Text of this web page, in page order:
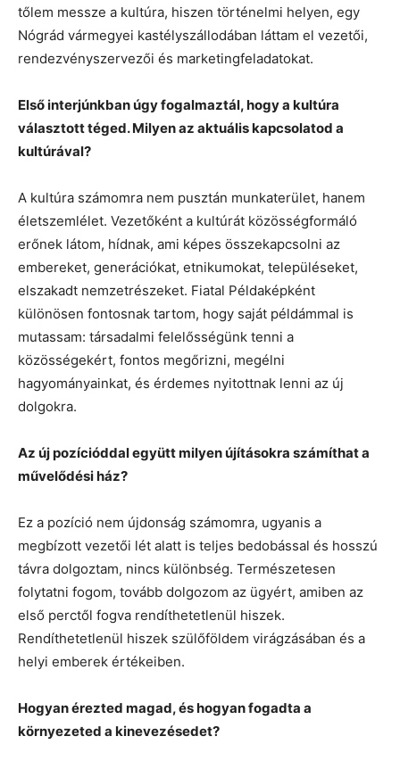
tőlem messze a kultúra, hiszen történelmi helyen, egy
Nógrád vármegyei kastélyszállodában láttam el vezetői,
rendezvényszervezői és marketingfeladatokat.
Első interjúnkban úgy fogalmaztál, hogy a kultúra
választott téged. Milyen az aktuális kapcsolatod a
kultúrával?
A kultúra számomra nem pusztán munkaterület, hanem
életszemlélet. Vezetőként a kultúrát közösségformáló
erőnek látom, hídnak, ami képes összekapcsolni az
embereket, generációkat, etnikumokat, településeket,
elszakadt nemzetrészeket. Fiatal Példaképként
különösen fontosnak tartom, hogy saját példámmal is
mutassam: társadalmi felelősségünk tenni a
közösségekért, fontos megőrizni, megélni
hagyományainkat, és érdemes nyitottnak lenni az új
dolgokra.
Az új pozícióddal együtt milyen újításokra számíthat a
művelődési ház?
Ez a pozíció nem újdonság számomra, ugyanis a
megbízott vezetői lét alatt is teljes bedobással és hosszú
távra dolgoztam, nincs különbség. Természetesen
folytatni fogom, tovább dolgozom az ügyért, amiben az
első perctől fogva rendíthetetlenül hiszek.
Rendíthetetlenül hiszek szülőföldem virágzásában és a
helyi emberek értékeiben.
Hogyan érezted magad, és hogyan fogadta a
környezeted a kinevezésedet?